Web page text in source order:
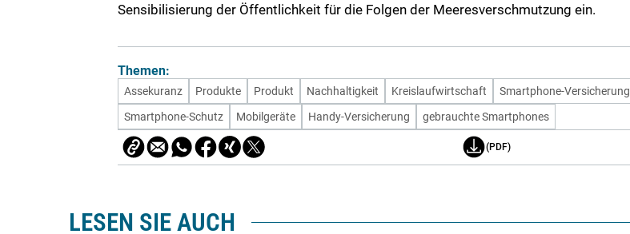
Sensibilisierung der Öffentlichkeit für die Folgen der Meeresverschmutzung ein.
Themen:
Assekuranz Produkte Produkt Nachhaltigkeit Kreislaufwirtschaft
Smartphone-Versicherung
Smartphone-Schutz
Mobilgeräte Handy-Versicherung gebrauchte Smartphones
(PDF)
LESEN SIE AUCH